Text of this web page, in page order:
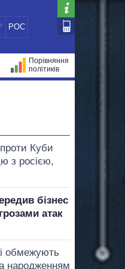
РОС
Порівняння
політиків
Куби
з росією,
бізнес
атак
обмежують
народженням